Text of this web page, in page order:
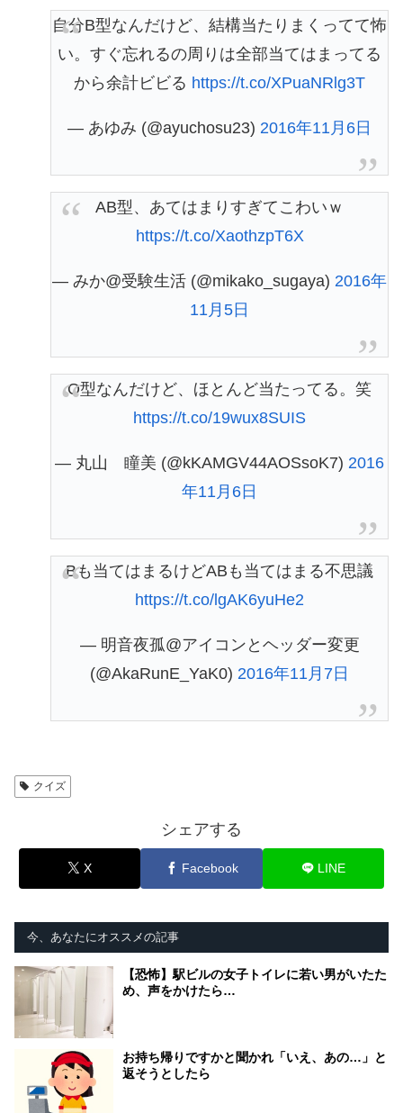
自分B型なんだけど、結構当たりまくってて怖
い。すぐ忘れるの周りは全部当てはまってる
から余計ビビる https://t.co/XPuaNRlg3T
— あゆみ (@ayuchosu23) 2016年11月6日
AB型、あてはまりすぎてこわいｗ
https://t.co/XaothzpT6X
— みか@受験生活 (@mikako_sugaya) 2016年
11月5日
O型なんだけど、ほとんど当たってる。笑
https://t.co/19wux8SUIS
— 丸山 瞳美 (@kKAMGV44AOSsoK7) 2016
年11月6日
Bも当てはまるけどABも当てはまる不思議
https://t.co/lgAK6yuHe2
— 明音夜孤@アイコンとヘッダー変更
(@AkaRunE_YaK0) 2016年11月7日
クイズ
シェアする
X Facebook LINE
今、あなたにオススメの記事
【恐怖】駅ビルの女子トイレに若い男がいたた
め、声をかけたら…
お持ち帰りですかと聞かれ「いえ、あの…」と
返そうとしたら